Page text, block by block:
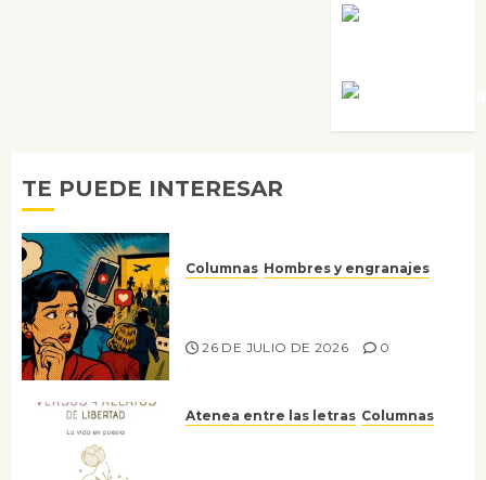
TE PUEDE INTERESAR
Columnas Hombres y engranajes
26 DE JULIO DE 2026 0
Atenea entre las letras Columnas